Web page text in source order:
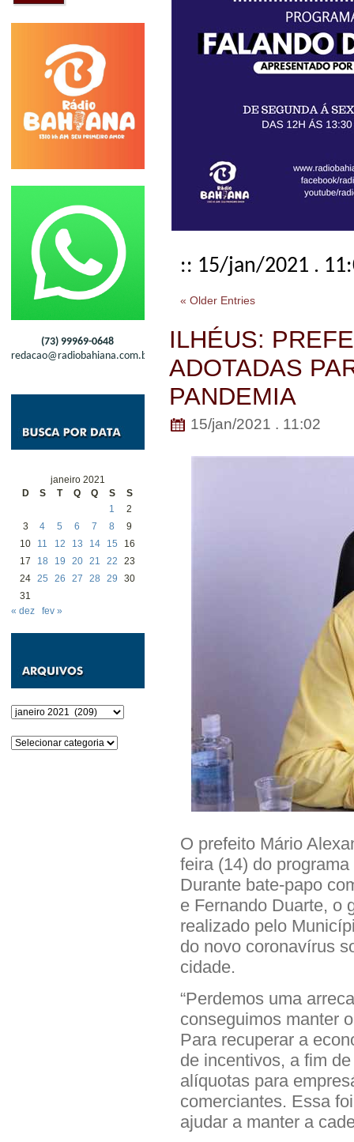
(73) 99969-0648
redacao@radiobahiana.com.br
janeiro 2021
D
S T Q Q S
S
1
2
3
4 5 6 7 8
9
10
11 12 13 14 15
16
17
18 19 20 21 22
23
24 25 26 27 28 29
30
31
« dez
fev »
Arquivos
Categorias
:: 15/jan/2021 .
« Older Entries
ILHÉUS:
ADOTADAS
PANDEMIA
15/jan/2021 . 11:02
O prefeito Mário
feira (14) do
Durante bate-papo
e Fernando Duarte, o
realizado pelo
do novo coronavírus
cidade.
“Perdemos uma
conseguimos manter
Para recuperar a
de incentivos, a fim
alíquotas para
comerciantes. Essa
ajudar a manter a